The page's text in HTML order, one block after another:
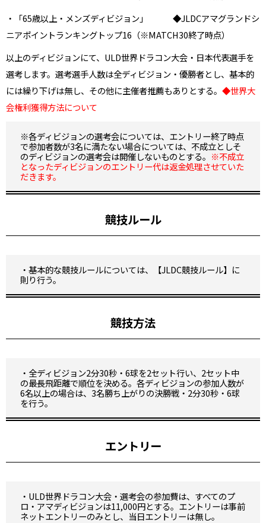
・「65歳以上・メンズディビジョン」 ◆JLDCアマグランドシ
ニアポイントランキングトップ16（※MATCH30終了時点）
以上のディビジョンにて、ULD世界ドラコン大会・日本代表選手を
選考します。選考選手人数は全ディビジョン・優勝者とし、基本的
には繰り下げは無し、その他に主催者推薦もありとする。 ◆世界大
会権利獲得方法について
※各ディビジョンの選考会については、エントリー終了時点
で参加者数が3名に満たない場合については、不成立としそ
のディビジョンの選考会は開催しないものとする。 ※不成立
となったディビジョンのエントリー代は返金処理させていた
だきます。
競技ルール
・基本的な競技ルールについては、【JLDC競技ルール】に
則り行う。
競技方法
・全ディビジョン2分30秒・6球を2セット行い、2セット中
の最長飛距離で順位を決める。各ディビジョンの参加人数が
6名以上の場合は、3名勝ち上がりの決勝戦・2分30秒・6球
を行う。
エントリー
・ULD世界ドラコン大会・選考会の参加費は、すべてのプ
ロ・アマディビジョンは11,000円とする。エントリーは事前
ネットエントリーのみとし、当日エントリーは無し。